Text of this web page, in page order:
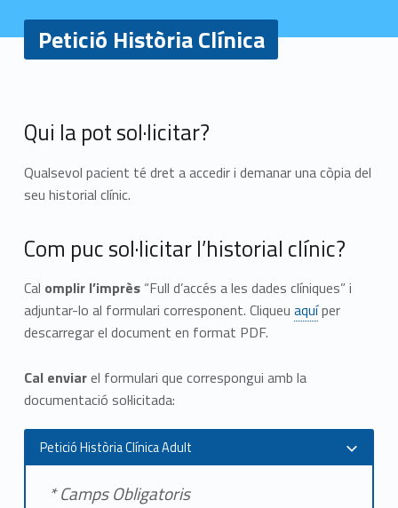
Petició Història Clínica
P
e
t
c
i
ó
H
i
s
t
Qui la pot sol·licitar?
Qualsevol pacient té dret a accedir i demanar una còpia del
seu historial clínic.
Com puc sol·licitar l’historial clínic?
Cal omplir l’imprès“Full d’accés a les dades clíniques” i
adjuntar-lo al formulari corresponent. Cliqueu aquíper
descarregar el document en format PDF.
Cal enviarel formulari que correspongui amb la
documentació sol·licitada:
Petició Història Clínica Adult
* Camps Obligatoris